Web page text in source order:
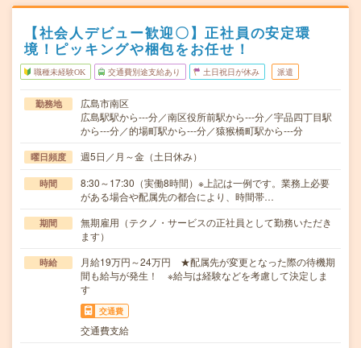
【社会人デビュー歓迎〇】正社員の安定環
境！ピッキングや梱包をお任せ！
職種未経験OK 交通費別途支給あり 土日祝日が休み 派遣
勤務地
広島市南区
広島駅駅から---分／南区役所前駅から---分／宇品四丁目駅
から---分／的場町駅から---分／猿猴橋町駅から---分
曜日頻度 週5日／月～金（土日休み）
時間
8:30～17:30（実働8時間）※上記は一例です。業務上必要
がある場合や配属先の都合により、時間帯…
期間
無期雇用（テクノ・サービスの正社員として勤務いただき
ます）
時給
月給19万円～24万円 ★配属先が変更となった際の待機期
間も給与が発生！ ※給与は経験などを考慮して決定しま
す
交通費
交通費支給